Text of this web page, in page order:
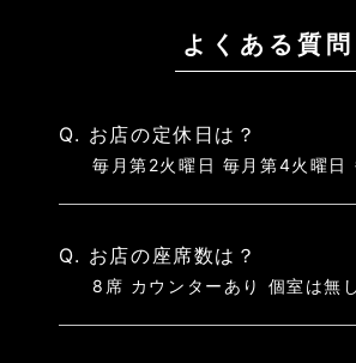
よくある質問
Q. お店の定休日は？
毎月第2火曜日 毎月第4火曜日
Q. お店の座席数は？
8席 カウンターあり 個室は無し